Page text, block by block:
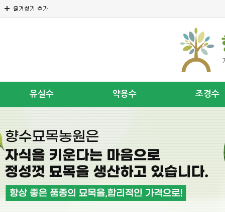
유실수 약용수 조경수